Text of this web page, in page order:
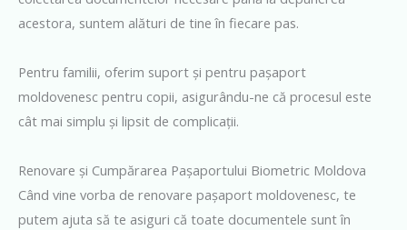
acestora, suntem alături de tine în fiecare pas.
Pentru familii, oferim suport și pentru pașaport
moldovenesc pentru copii, asigurându-ne că procesul este
cât mai simplu și lipsit de complicații.
Renovare și Cumpărarea Pașaportului Biometric Moldova
Când vine vorba de renovare pașaport moldovenesc, te
putem ajuta să te asiguri că toate documentele sunt în